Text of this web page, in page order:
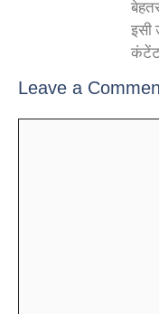
इसी
कंटेंट
Leave a